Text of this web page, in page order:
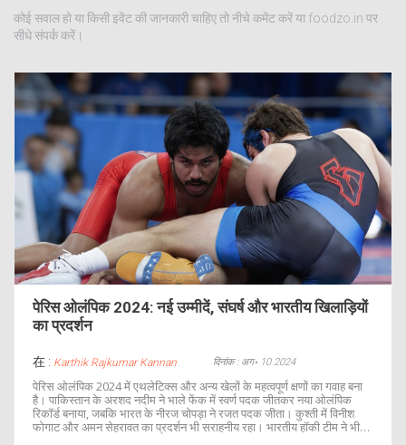
कोई सवाल हो या किसी इवेंट की जानकारी चाहिए तो नीचे कमेंट करें या foodzo.in पर
सीधे संपर्क करें।
पेरिस ओलंपिक 2024: नई उम्मीदें, संघर्ष और भारतीय खिलाड़ियों
का प्रदर्शन
在 : Karthik Rajkumar Kannan दिनांक : अग॰ 10 2024
पेरिस ओलंपिक 2024 में एथलेटिक्स और अन्य खेलों के महत्वपूर्ण क्षणों का गवाह बना
है। पाकिस्तान के अरशद नदीम ने भाले फेंक में स्वर्ण पदक जीतकर नया ओलंपिक
रिकॉर्ड बनाया, जबकि भारत के नीरज चोपड़ा ने रजत पदक जीता। कुश्ती में विनीश
फोगाट और अमन सेहरावत का प्रदर्शन भी सराहनीय रहा। भारतीय हॉकी टीम ने भी